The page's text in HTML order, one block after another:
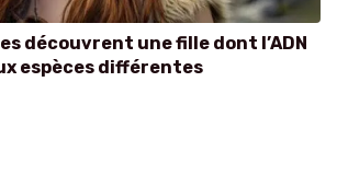
découvrent une fille dont l’ADN
espèces différentes